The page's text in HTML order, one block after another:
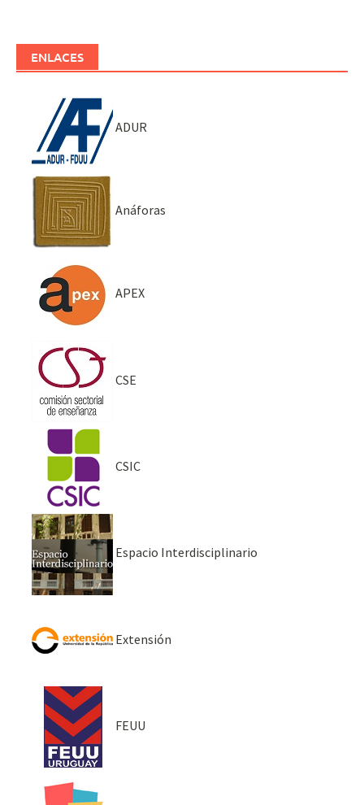
ENLACES
ADUR
Anáforas
APEX
CSE
CSIC
Espacio Interdisciplinario
Extensión
FEUU